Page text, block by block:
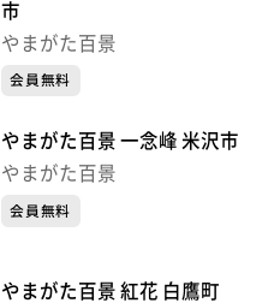
市
やまがた百景
会員無料
やまがた百景 一念峰 米沢市
やまがた百景
会員無料
やまがた百景 紅花 白鷹町